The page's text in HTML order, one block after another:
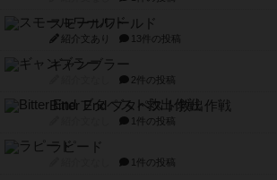
スモールワールド
紹介文あり 13件の投稿
ギャンブラー
2件の投稿
Bitter End ブタペスト救出作戦
1件の投稿
ラピード
1件の投稿